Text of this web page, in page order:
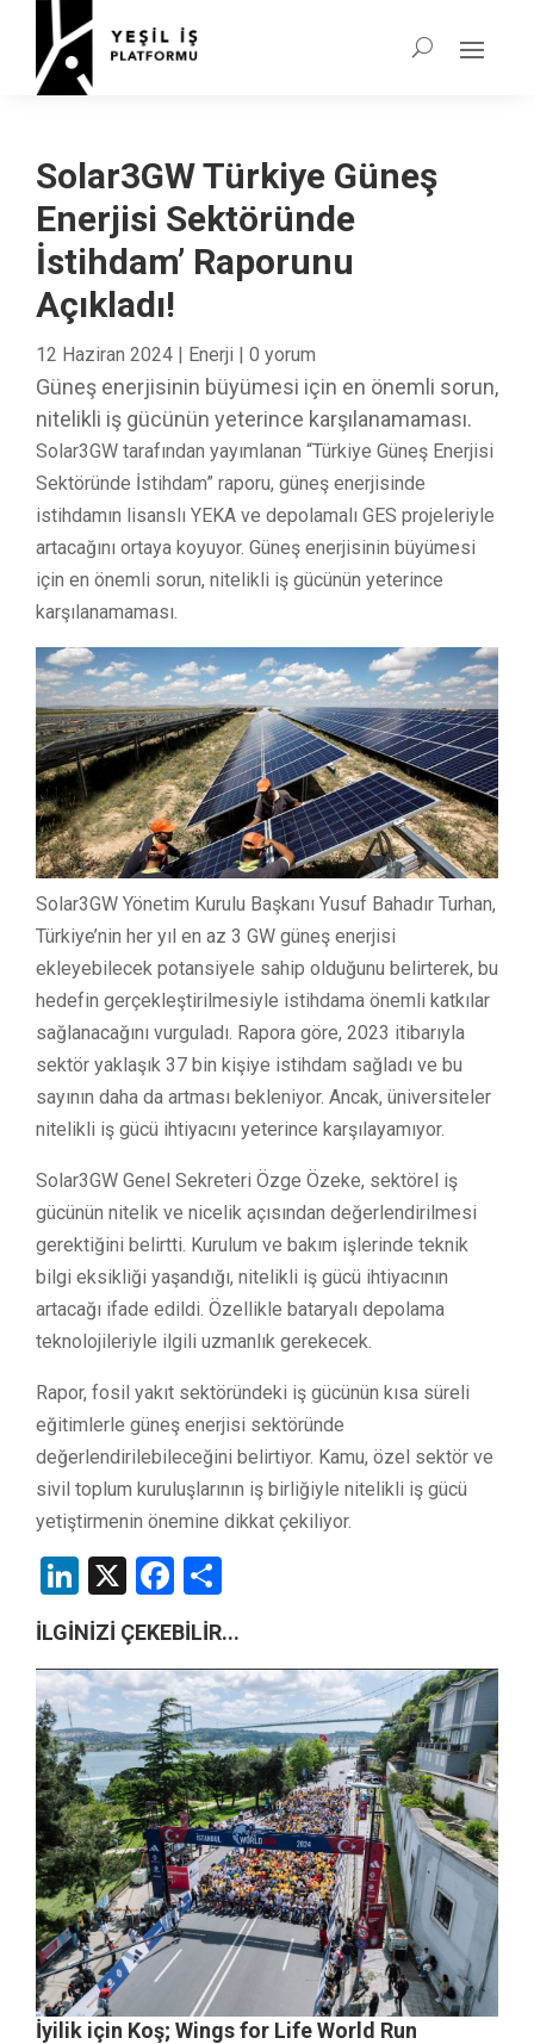
Solar3GW Türkiye Güneş
Enerjisi Sektöründe
İstihdam’ Raporunu
Açıkladı!
12 Haziran 2024 | Enerji | 0 yorum
Güneş enerjisinin büyümesi için en önemli sorun,
nitelikli iş gücünün yeterince karşılanamaması.
Solar3GW tarafından yayımlanan “Türkiye Güneş Enerjisi
Sektöründe İstihdam” raporu, güneş enerjisinde
istihdamın lisanslı YEKA ve depolamalı GES projeleriyle
artacağını ortaya koyuyor. Güneş enerjisinin büyümesi
için en önemli sorun, nitelikli iş gücünün yeterince
karşılanamaması.
Solar3GW Yönetim Kurulu Başkanı Yusuf Bahadır Turhan,
Türkiye’nin her yıl en az 3 GW güneş enerjisi
ekleyebilecek potansiyele sahip olduğunu belirterek, bu
hedefin gerçekleştirilmesiyle istihdama önemli katkılar
sağlanacağını vurguladı. Rapora göre, 2023 itibarıyla
sektör yaklaşık 37 bin kişiye istihdam sağladı ve bu
sayının daha da artması bekleniyor. Ancak, üniversiteler
nitelikli iş gücü ihtiyacını yeterince karşılayamıyor.
Solar3GW Genel Sekreteri Özge Özeke, sektörel iş
gücünün nitelik ve nicelik açısından değerlendirilmesi
gerektiğini belirtti. Kurulum ve bakım işlerinde teknik
bilgi eksikliği yaşandığı, nitelikli iş gücü ihtiyacının
artacağı ifade edildi. Özellikle bataryalı depolama
teknolojileriyle ilgili uzmanlık gerekecek.
Rapor, fosil yakıt sektöründeki iş gücünün kısa süreli
eğitimlerle güneş enerjisi sektöründe
değerlendirilebileceğini belirtiyor. Kamu, özel sektör ve
sivil toplum kuruluşlarının iş birliğiyle nitelikli iş gücü
yetiştirmenin önemine dikkat çekiliyor.
LinkedIn
X Facebook
İLGİNİZİ ÇEKEBİLİR...
İyilik için Koş; Wings for Life World Run